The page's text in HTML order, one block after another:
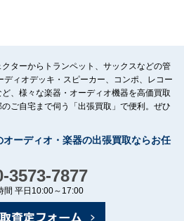
ターからトランペット、サックスなどの管
ィオデッキ・スピーカー、コンポ、レコー
、様々な楽器・オーディオ機器を高価買取
ご自宅まで伺う「出張買取」で便利。ぜひ
ーディオ・楽器の出張買取ならお任
3573-7877
間 平日10:00～17:00